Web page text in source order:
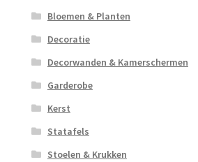
Bloemen & Planten
Decoratie
Decorwanden & Kamerschermen
Garderobe
Kerst
Statafels
Stoelen & Krukken